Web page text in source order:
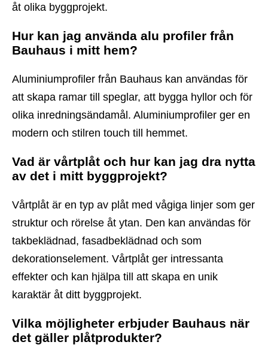
åt olika byggprojekt.
Hur kan jag använda alu profiler från
Bauhaus i mitt hem?
Aluminiumprofiler från Bauhaus kan användas för
att skapa ramar till speglar, att bygga hyllor och för
olika inredningsändamål. Aluminiumprofiler ger en
modern och stilren touch till hemmet.
Vad är vårtplåt och hur kan jag dra nytta
av det i mitt byggprojekt?
Vårtplåt är en typ av plåt med vågiga linjer som ger
struktur och rörelse åt ytan. Den kan användas för
takbeklädnad, fasadbeklädnad och som
dekorationselement. Vårtplåt ger intressanta
effekter och kan hjälpa till att skapa en unik
karaktär åt ditt byggprojekt.
Vilka möjligheter erbjuder Bauhaus när
det gäller plåtprodukter?